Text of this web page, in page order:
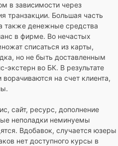
в зависимости через
транзакции. Большая часть
также денежные средства
в фирме. Во нечастых
списаться из карты,
но не быть доставленным
экстерн во БК. В результате
на счет клиента,
сайт, ресурс, дополнение
неполадки неминуемы
Вдобавок, случается юзеры
нет доступного курсы в